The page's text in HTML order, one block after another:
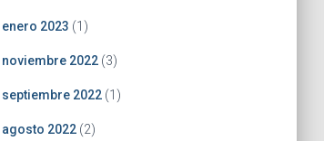
enero 2023 (1)
noviembre 2022(3)
septiembre 2022(1)
agosto 2022(2)